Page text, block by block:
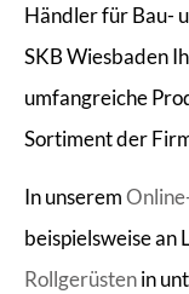
Händler für Bau-
SKB Wiesbaden
umfangreiche
Sortiment der
In unserem
beispielsweise an
Rollgerüstenin